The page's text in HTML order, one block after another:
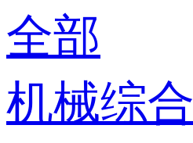
全部
机械综合